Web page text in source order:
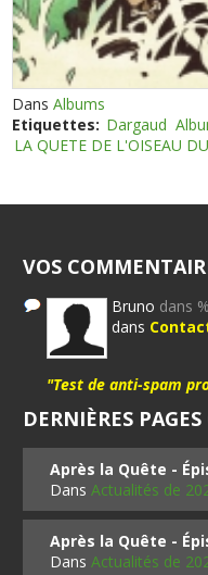
DansAlbums
Etiquettes: Dargaud
LA QUETE DE L'OISEAU
VOS
Bruno dans
dans
"Test de anti-spam
DERNIÈRES
Après la Quête -
DansActualités de
Après la Quête -
DansActualités de